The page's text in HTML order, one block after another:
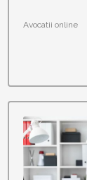
Avocatii online